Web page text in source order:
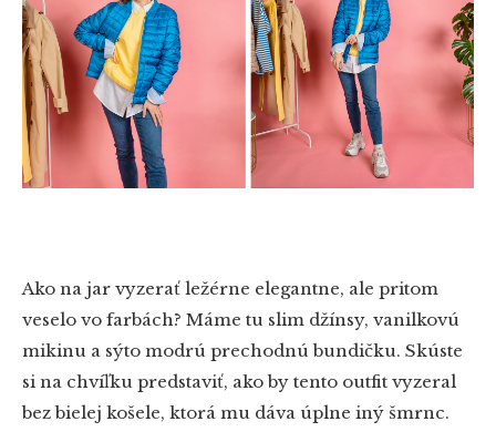
Ako na jar vyzerať ležérne elegantne, ale pritom
veselo vo farbách? Máme tu slim džínsy, vanilkovú
mikinu a sýto modrú prechodnú bundičku. Skúste
si na chvíľku predstaviť, ako by tento outfit vyzeral
bez bielej košele, ktorá mu dáva úplne iný šmrnc.